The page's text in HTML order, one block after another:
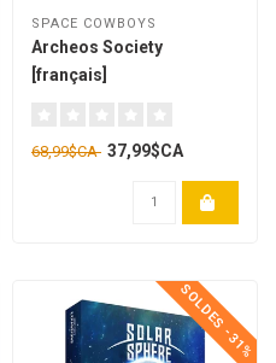
SPACE COWBOYS
Archeos Society
[français]
68,99$CA 37,99$CA
SOLDES -31%